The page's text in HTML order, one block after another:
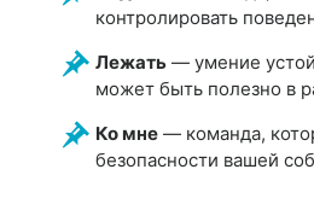
контролировать
Лежать — умение
может быть полезно в
Ко мне — команда,
безопасности вашей